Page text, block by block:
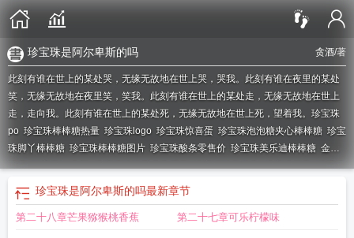
贪酒/著
珍宝珠是阿尔卑斯的吗
此刻有谁在世上的某处哭，无缘无故地在世上哭，哭我。此刻有谁在夜里的某处
笑，无缘无故地在夜里笑，笑我。此刻有谁在世上的某处走，无缘无故地在世上
走，走向我。此刻有谁在世上的某处死，无缘无故地在世上死，望着我。 珍宝珠
po 珍宝珠棒棒糖热量 珍宝珠logo 珍宝珠惊喜蛋 珍宝珠泡泡糖夹心棒棒糖 珍宝
珠脚丫棒棒糖 珍宝珠棒棒糖图片 珍宝珠酸条零售价 珍宝珠美乐迪棒棒糖 金珠
珍珠珍宝珠by贪酒珍宝珠酸酸胶广告视频珍宝珠酸条广告珍宝珠拼音珍宝珠
珍宝珠 真知棒 珍宝珠肉丸棒棒糖 珍宝珠联名
怎么拆
瞳剪碎珍宝珠酸条糖图片翡翠珠宝 珍宝珠是名牌还是杂牌珍宝珠糖球
珍宝珠是阿尔卑斯的吗最新章节
第二十八章芒果猕猴桃香蕉 第二十七章可乐柠檬味